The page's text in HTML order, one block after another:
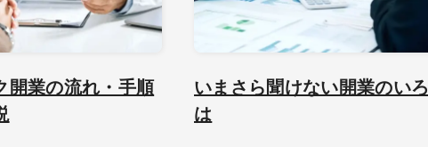
開業の流れ・手順
いまさら聞けない開業のいろ
は